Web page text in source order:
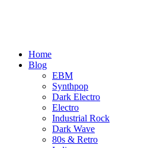
Home
Blog
EBM
Synthpop
Dark Electro
Electro
Industrial Rock
Dark Wave
80s & Retro